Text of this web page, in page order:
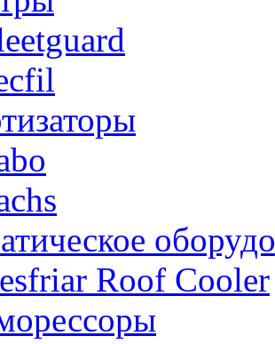
Roof Cooler